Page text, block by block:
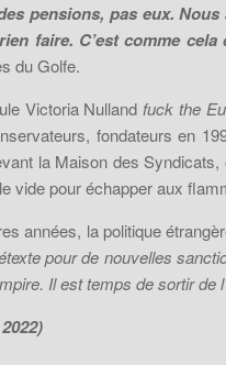
pensions, pas eux.
faire. C’est comme
du Golfe.
Victoria Nulland fuck the
fondateurs en
la Maison des
vide pour échapper aux
années, la politique
pour de nouvelles
Il est temps de sortir de